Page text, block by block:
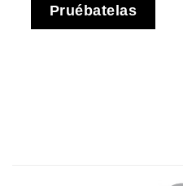
Pruébatelas